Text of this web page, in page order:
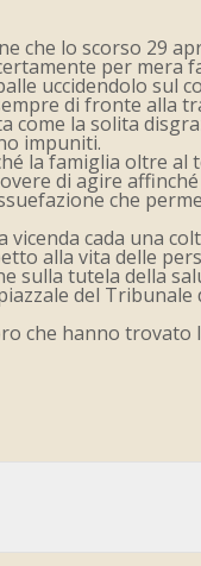
che lo scorso 29
per mera
uccidendolo sul
di fronte alla
la solita
impuniti.
la famiglia oltre
di agire
che
cada una
alla vita delle
sulla tutela della
del Tribunale
che hanno